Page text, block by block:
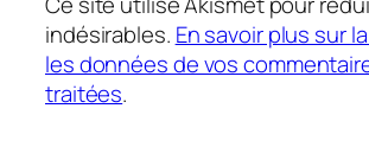
indésirables. En savoir plus sur
les données de vos
traitées.